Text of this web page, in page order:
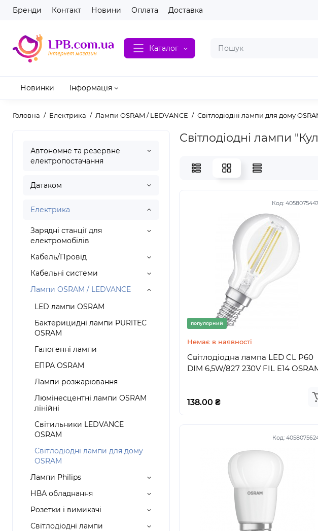
Бренди Контакт Новини Оплата Доставка
Каталог
Новинки Інформація
Головна Електрика Лампи OSRAM / LEDVANCE Світлодіодні лампи для дому
Автономне та резервне
електропостачання
Датаком
Електрика
Зарядні станції для
електромобілів
Кабель/Провід
Кабельні системи
Лампи OSRAM / LEDVANCE
LED лампи OSRAM
Бактерицидні лампи PURITEC
OSRAM
Галогенні лампи
ЕПРА OSRAM
Лампи розжарювання
Люмінесцентні лампи OSRAM
лінійні
Світильники LEDVANCE
OSRAM
Світлодіодні лампи для дому
OSRAM
Лампи Philips
НВА обладнання
Розетки і вимикачі
Світлодіодні лампи
Світлодіодні лампи
Код:
популярний
Немає в наявності
Світлодіодна лампа LED CL P60
DIM 6,5W/827 230V FIL E14
138.00 ₴
Код: